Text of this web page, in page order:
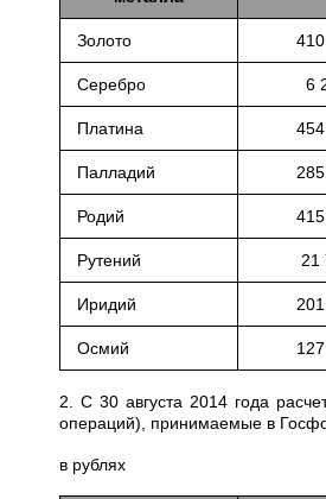
Золото
Серебро 6
Платина
Палладий
Родий
Рутений 21
Иридий
Осмий
2. С 30 августа 2014 года
операций), принимаемые в
в рублях